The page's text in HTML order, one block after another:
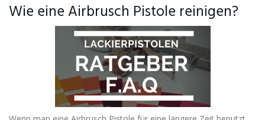
Wie eine Airbrusch Pistole reinigen?